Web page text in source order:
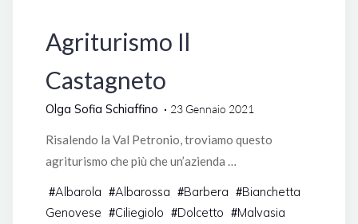
Agriturismo Il
Castagneto
Olga Sofia Schiaffino 23 Gennaio 2021
Risalendo la Val Petronio, troviamo questo
agriturismo che più che un’azienda …
#Albarola #Albarossa #Barbera #Bianchetta
Genovese #Ciliegiolo #Dolcetto #Malvasia